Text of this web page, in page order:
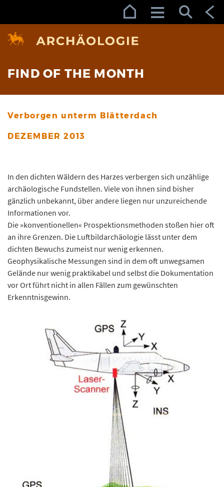
FIND OF THE MONTH
Verborgen unterm Blätterdach
DEZEMBER 2013
In den dichten Wäldern des Harzes verbergen sich unzählige
archäologische Fundstellen. Viele von ihnen sind bisher
gänzlich unbekannt, über andere liegen nur unzureichende
Informationen vor.
Die »konventionellen« Prospektionsmethoden stoßen hier oft
an ihre Grenzen. Die Luftbildarchäologie lässt unter dem
dichten Bewuchs zumeist nur wenig erkennen.
Geophysikalische Messungen sind in dem oft unwegsamen
Gelände nur wenig praktikabel und selbst die Dokumentation
vor Ort führt nicht in allen Fällen zum gewünschten
Erkenntnisgewinn.